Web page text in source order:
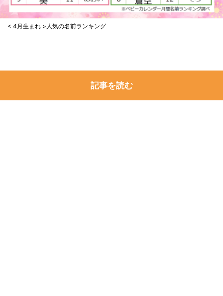
< 4月生まれ >人気の名前ランキング
記事を読む